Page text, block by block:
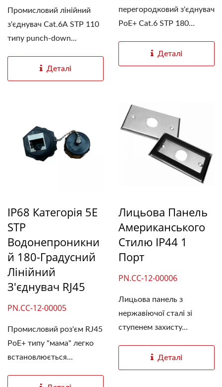
Промисловий лінійний
з'єднувач Cat.6A STP 110
типу punch-down...
Деталі
перегородковий з'єднувач
PoE+ Cat.6 STP 180
Деталі
IP68 Категорія 5E
STP
Водонепроникни
Й 180-Градусний
Лінійний
З'єднувач RJ45
PN.CC-12-00005
Промисловий роз'єм RJ45
PoE+ типу "мама" легко
встановлюється...
Лицьова Панель
Американського
Стилю IP44 1
Порт
PN.CC-12-00006
Лицьова панель з
нержавіючої сталі зі
ступенем захисту...
Деталі